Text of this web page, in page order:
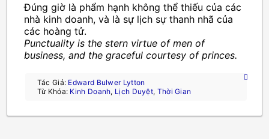
Đúng giờ là phẩm hạnh không thể thiếu của các
nhà kinh doanh, và là sự lịch sự thanh nhã của
các hoàng tử.
Punctuality is the stern virtue of men of
business, and the graceful courtesy of princes.
Tác Giả: Edward Bulwer Lytton
Từ Khóa: Kinh Doanh, Lịch Duyệt, Thời Gian